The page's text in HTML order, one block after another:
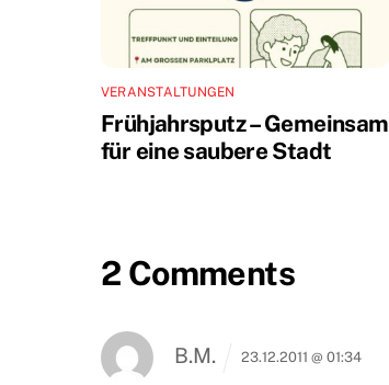
VERANSTALTUNGEN
Frühjahrsputz – Gemeinsam
für eine saubere Stadt
2 Comments
B.M. 23.12.2011 @ 01:34